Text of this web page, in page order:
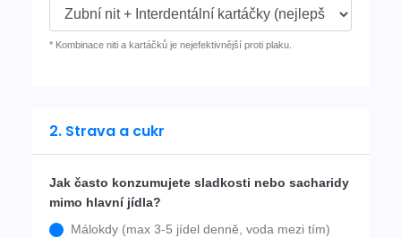
* Kombinace niti a kartáčků je nejefektivnější proti plaku.
2. Strava a cukr
Jak často konzumujete sladkosti nebo sacharidy
mimo hlavní jídla?
Málokdy (max 3-5 jídel denně, voda mezi tím)